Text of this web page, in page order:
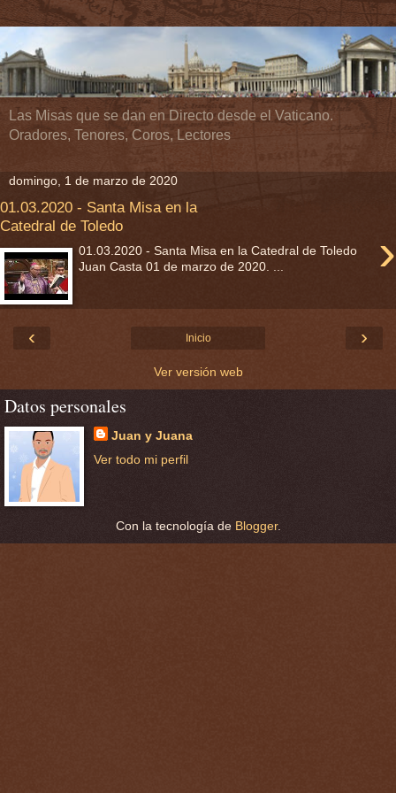
Las Misas que se dan en Directo desde el Vaticano.
Oradores, Tenores, Coros, Lectores
domingo, 1 de marzo de 2020
01.03.2020 - Santa Misa en la
Catedral de Toledo
›
01.03.2020 - Santa Misa en la Catedral de Toledo
Juan Casta 01 de marzo de 2020. ...
‹ ›
Inicio
Ver versión web
Datos personales
Juan y Juana
Ver todo mi perfil
Con la tecnología de Blogger.